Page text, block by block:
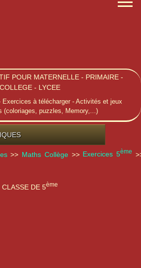
POUR MATERNELLE - PRIMAIRE -
COLLEGE - LYCEE
à télécharger - Activités et jeux
(coloriages, puzzles, Memory,...)
>> Maths Collège>> Exercices 5ème
CLASSE DE 5ème